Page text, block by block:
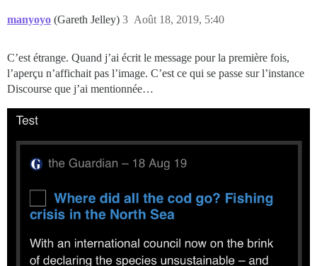
manyoyo (Gareth Jelley) Août 18, 2019, 5:40
3
C’est étrange. Quand j’ai écrit le message pour la première fois,
l’aperçu n’affichait pas l’image. C’est ce qui se passe sur l’instance
Discourse que j’ai mentionnée…